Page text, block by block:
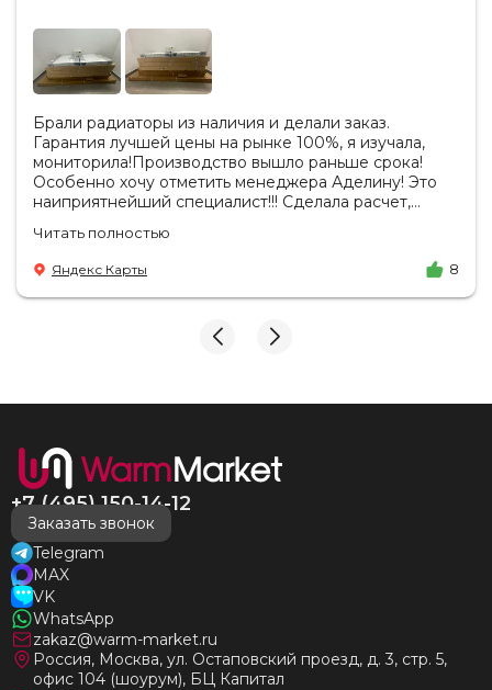
Брали радиаторы из наличия и делали заказ.
Гарантия лучшей цены на рынке 100%, я изучала,
мониторила!Производство вышло раньше срока!
Особенно хочу отметить менеджера Аделину! Это
наиприятнейший специалист!!! Сделала расчет,
цену. Всегда на связи, на все вопросы есть ответы.
Доставка на удобный день, удобное время! Никаких
замечаний, только бесконечное удовольствие от
взаимодействия с ней. Вот это я понимаю - ЛИЦО
И надеюсь наши чудесные радиаторы будут греть
Читать полностью
Яндекс Карты 8
+7 (495) 150-14-12
Заказать звонок
Telegram
MAX
VK
WhatsApp
zakaz@warm-market.ru
Россия, Москва, ул. Остаповский проезд, д. 3, стр. 5,
офис 104 (шоурум), БЦ Капитал